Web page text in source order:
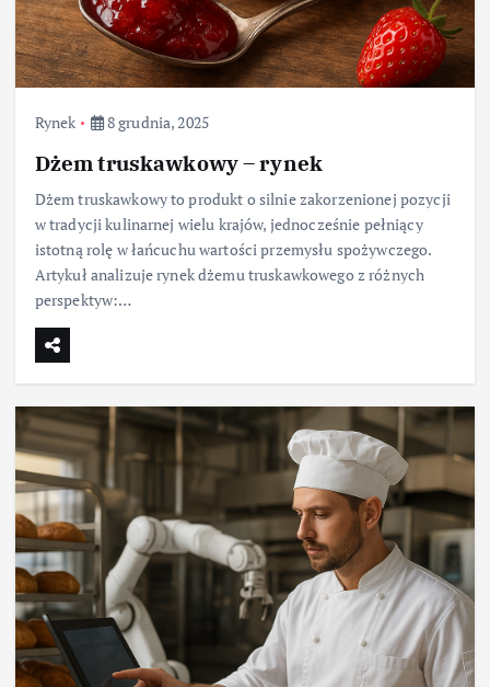
Rynek 8 grudnia, 2025
Dżem truskawkowy – rynek
Dżem truskawkowy to produkt o silnie zakorzenionej pozycji
w tradycji kulinarnej wielu krajów, jednocześnie pełniący
istotną rolę w łańcuchu wartości przemysłu spożywczego.
Artykuł analizuje rynek dżemu truskawkowego z różnych
perspektyw:…